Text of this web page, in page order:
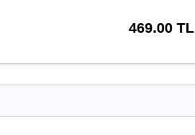
469.00 TL